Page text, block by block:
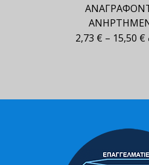
2,73 € – 15,50 €